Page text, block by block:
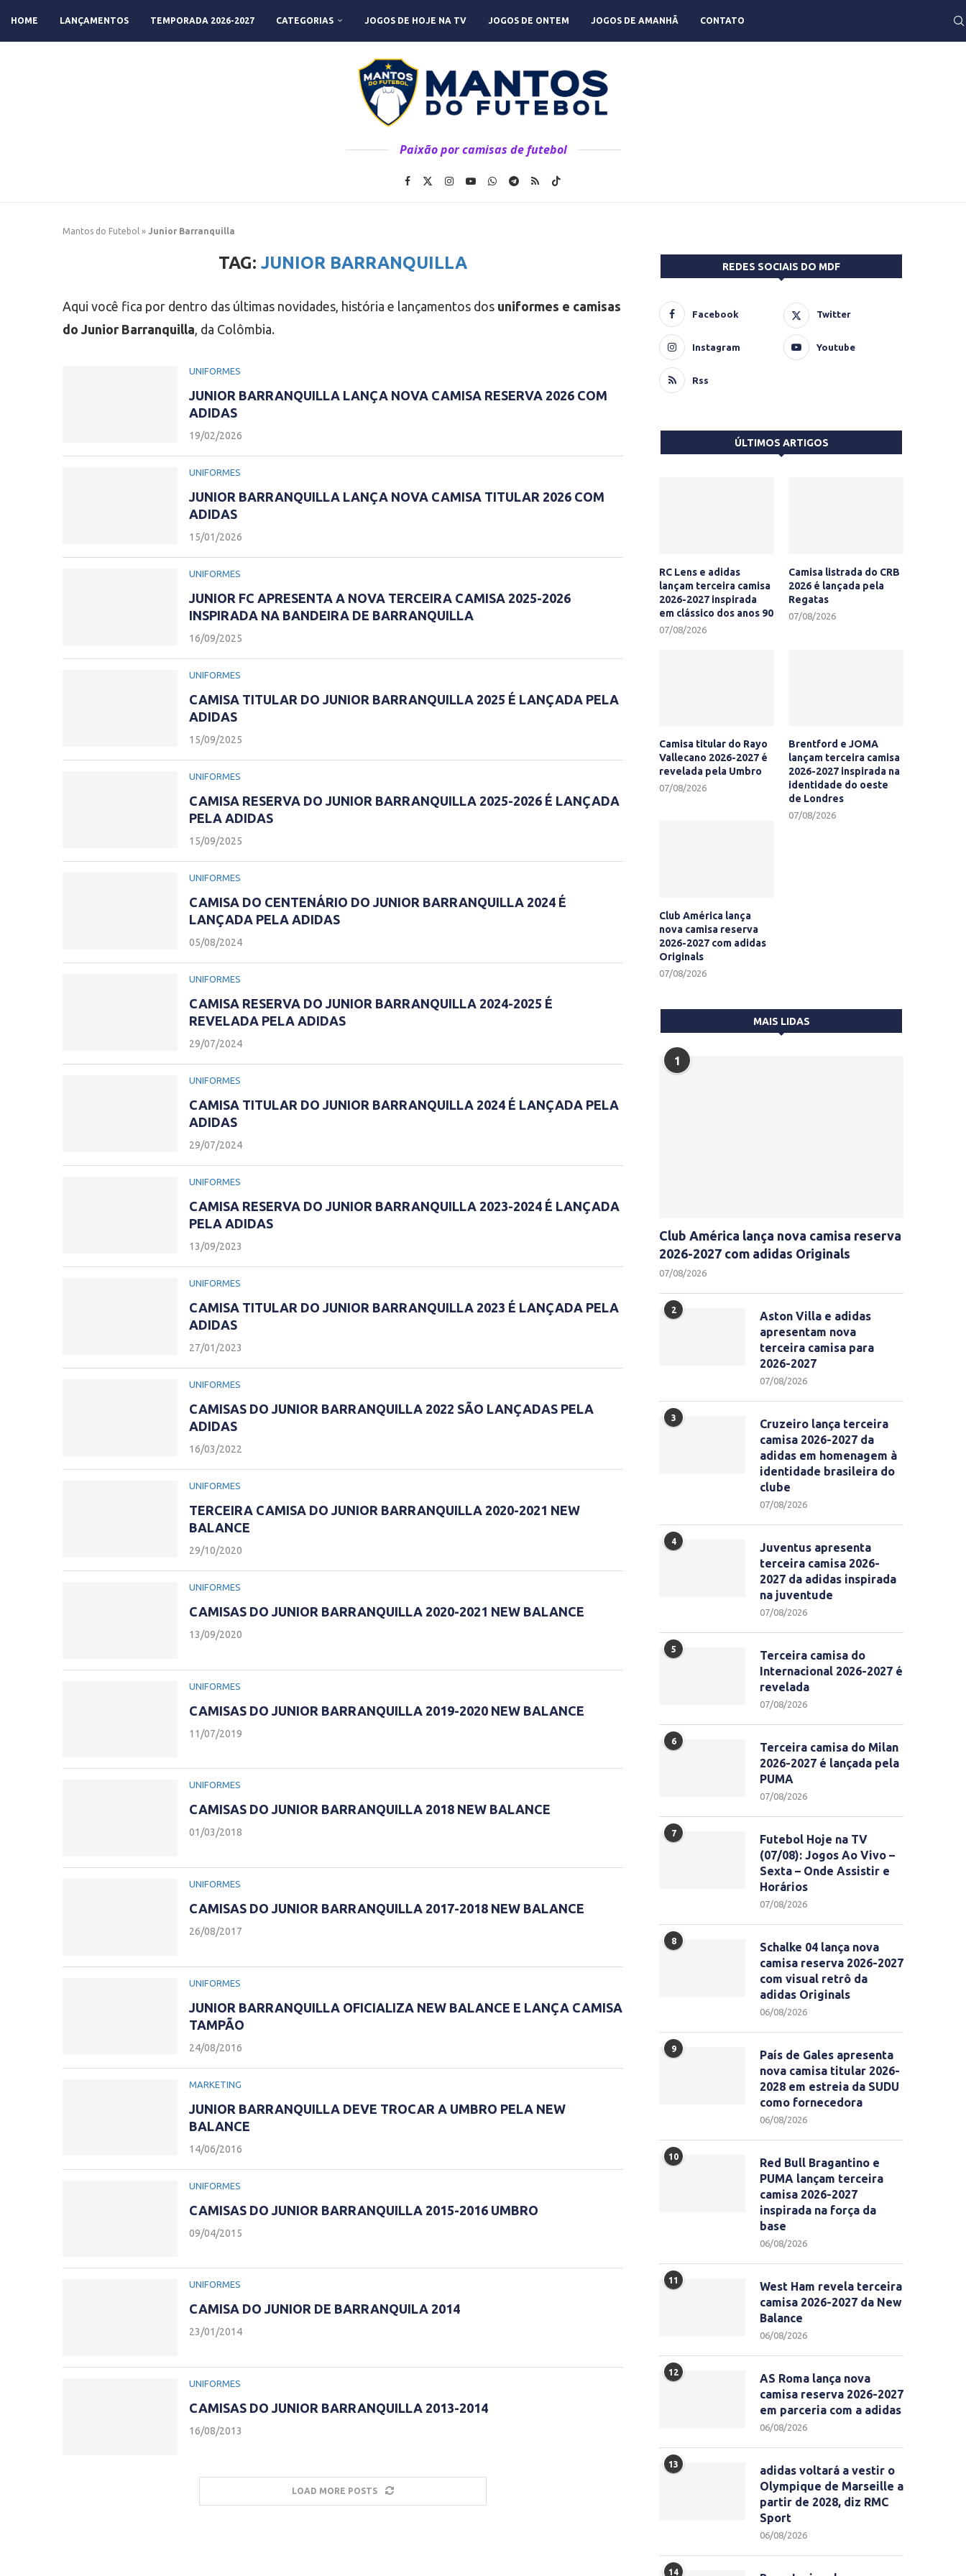
HOME LANÇAMENTOS TEMPORADA 2026-2027 CATEGORIAS JOGOS DE HOJE NA TV JOGOS DE ONTEM JOGOS DE AMANHÃ CONTATO
Paixão por camisas de futebol
Mantos do Futebol » Junior Barranquilla
TAG: JUNIOR BARRANQUILLA
Aqui você fica por dentro das últimas novidades, história e lançamentos dos uniformes e camisas
do Junior Barranquilla, da Colômbia.
UNIFORMES
JUNIOR BARRANQUILLA LANÇA NOVA CAMISA RESERVA 2026 COM
ADIDAS
19/02/2026
UNIFORMES
JUNIOR BARRANQUILLA LANÇA NOVA CAMISA TITULAR 2026 COM
ADIDAS
15/01/2026
UNIFORMES
JUNIOR FC APRESENTA A NOVA TERCEIRA CAMISA 2025-2026
INSPIRADA NA BANDEIRA DE BARRANQUILLA
16/09/2025
UNIFORMES
CAMISA TITULAR DO JUNIOR BARRANQUILLA 2025 É LANÇADA PELA
ADIDAS
15/09/2025
UNIFORMES
CAMISA RESERVA DO JUNIOR BARRANQUILLA 2025-2026 É LANÇADA
PELA ADIDAS
15/09/2025
UNIFORMES
CAMISA DO CENTENÁRIO DO JUNIOR BARRANQUILLA 2024 É
LANÇADA PELA ADIDAS
05/08/2024
UNIFORMES
CAMISA RESERVA DO JUNIOR BARRANQUILLA 2024-2025 É
REVELADA PELA ADIDAS
29/07/2024
UNIFORMES
CAMISA TITULAR DO JUNIOR BARRANQUILLA 2024 É LANÇADA PELA
ADIDAS
29/07/2024
UNIFORMES
CAMISA RESERVA DO JUNIOR BARRANQUILLA 2023-2024 É LANÇADA
PELA ADIDAS
13/09/2023
UNIFORMES
CAMISA TITULAR DO JUNIOR BARRANQUILLA 2023 É LANÇADA PELA
ADIDAS
27/01/2023
UNIFORMES
CAMISAS DO JUNIOR BARRANQUILLA 2022 SÃO LANÇADAS PELA
ADIDAS
16/03/2022
UNIFORMES
TERCEIRA CAMISA DO JUNIOR BARRANQUILLA 2020-2021 NEW
BALANCE
29/10/2020
UNIFORMES
CAMISAS DO JUNIOR BARRANQUILLA 2020-2021 NEW BALANCE
13/09/2020
UNIFORMES
CAMISAS DO JUNIOR BARRANQUILLA 2019-2020 NEW BALANCE
11/07/2019
UNIFORMES
CAMISAS DO JUNIOR BARRANQUILLA 2018 NEW BALANCE
01/03/2018
UNIFORMES
CAMISAS DO JUNIOR BARRANQUILLA 2017-2018 NEW BALANCE
26/08/2017
UNIFORMES
JUNIOR BARRANQUILLA OFICIALIZA NEW BALANCE E LANÇA CAMISA
TAMPÃO
24/08/2016
MARKETING
JUNIOR BARRANQUILLA DEVE TROCAR A UMBRO PELA NEW
BALANCE
14/06/2016
UNIFORMES
CAMISAS DO JUNIOR BARRANQUILLA 2015-2016 UMBRO
09/04/2015
UNIFORMES
CAMISA DO JUNIOR DE BARRANQUILA 2014
23/01/2014
UNIFORMES
CAMISAS DO JUNIOR BARRANQUILLA 2013-2014
16/08/2013
LOAD MORE POSTS
REDES SOCIAIS DO MDF
Facebook Twitter
Instagram Youtube
Rss
ÚLTIMOS ARTIGOS
RC Lens e adidas
lançam terceira camisa
2026-2027 inspirada
em clássico dos anos 90
07/08/2026
Camisa listrada do CRB
2026 é lançada pela
Regatas
07/08/2026
Camisa titular do Rayo
Vallecano 2026-2027 é
revelada pela Umbro
07/08/2026
Brentford e JOMA
lançam terceira camisa
2026-2027 inspirada na
identidade do oeste
de Londres
07/08/2026
Club América lança
nova camisa reserva
2026-2027 com adidas
Originals
07/08/2026
MAIS LIDAS
1
Club América lança nova camisa reserva
2026-2027 com adidas Originals
07/08/2026
2
Aston Villa e adidas
apresentam nova
terceira camisa para
2026-2027
07/08/2026
3
Cruzeiro lança terceira
camisa 2026-2027 da
adidas em homenagem à
identidade brasileira do
clube
07/08/2026
4
Juventus apresenta
terceira camisa 2026-
2027 da adidas inspirada
na juventude
07/08/2026
5
Terceira camisa do
Internacional 2026-2027 é
revelada
07/08/2026
6
Terceira camisa do Milan
2026-2027 é lançada pela
PUMA
07/08/2026
7
Futebol Hoje na TV
(07/08): Jogos Ao Vivo –
Sexta – Onde Assistir e
Horários
07/08/2026
8
Schalke 04 lança nova
camisa reserva 2026-2027
com visual retrô da
adidas Originals
06/08/2026
9
País de Gales apresenta
nova camisa titular 2026-
2028 em estreia da SUDU
como fornecedora
06/08/2026
10
Red Bull Bragantino e
PUMA lançam terceira
camisa 2026-2027
inspirada na força da
base
06/08/2026
11
West Ham revela terceira
camisa 2026-2027 da New
Balance
06/08/2026
12
AS Roma lança nova
camisa reserva 2026-2027
em parceria com a adidas
06/08/2026
13
adidas voltará a vestir o
Olympique de Marseille a
partir de 2028, diz RMC
Sport
06/08/2026
14